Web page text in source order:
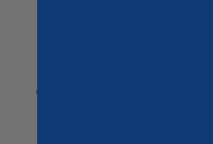
הסוויטות
שלנו תוכלו ליהנות
ומקורה בעונה, פינות ישיבה,
פונג ומקרר חיצוני גדול.
ישמח לארח: